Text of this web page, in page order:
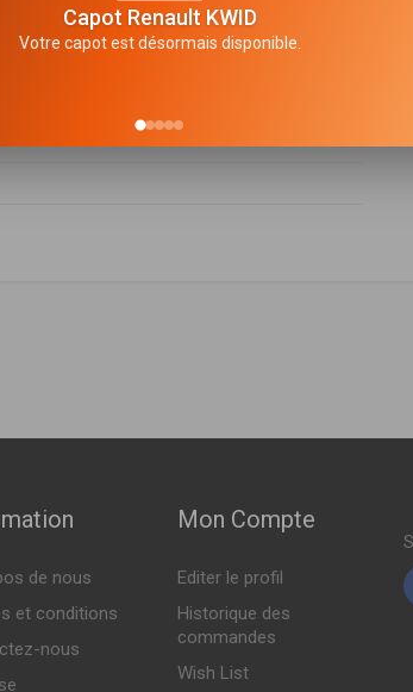
Indisponible
de nous
et conditions
nous
Mon Compte
Editer le profil
Historique des
commandes
Wish List
Capot Renault KWID
Votre capot est désormais disponible.